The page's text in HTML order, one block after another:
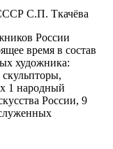
С.П. Ткачёва
России
время в состав
художника:
1 народный
России, 9